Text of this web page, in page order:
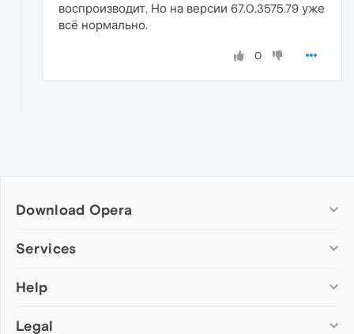
воспроизводит. Но на версии 67.0.3575.79 уже
всё нормально.
0
Download Opera
Computer browsers
Opera for Mac
Opera beta version
Services
Add-ons
Wallpapers
Help
Help & support
Legal